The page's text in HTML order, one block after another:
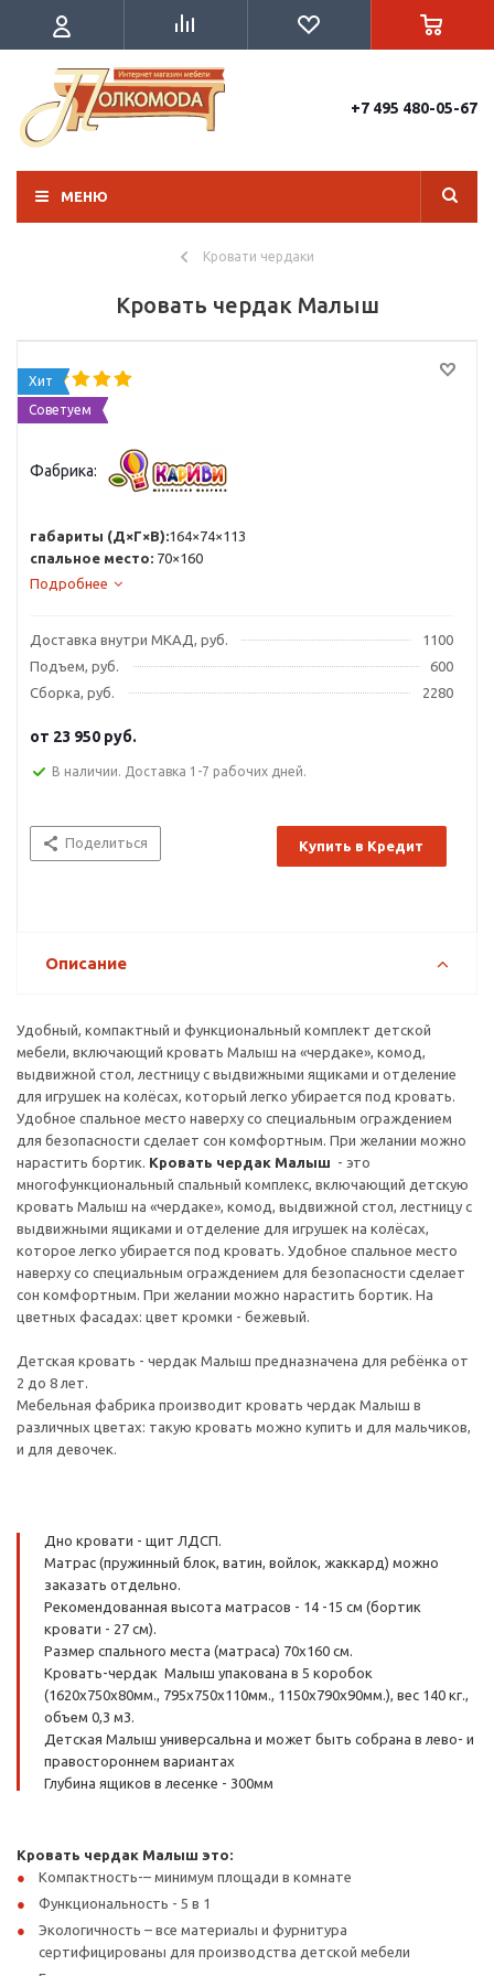
+7 495 480-05-67
МЕНЮ
Кровати чердаки
Кровать чердак Малыш
Хит
Советуем
Фабрика:
габариты (Д×Г×В):164×74×113
спальное место: 70×160
Подробнее
Доставка внутри МКАД, руб.
1100
Подъем, руб.
600
Сборка, руб.
2280
от 23 950 руб.
В наличии. Доставка 1-7 рабочих дней.
Поделиться Купить в Кредит
Описание
Удобный, компактный и функциональный комплект детской
мебели, включающий кровать Малыш на «чердаке», комод,
выдвижной стол, лестницу с выдвижными ящиками и отделение
для игрушек на колёсах, который легко убирается под кровать.
Удобное спальное место наверху со специальным ограждением
для безопасности сделает сон комфортным. При желании можно
нарастить бортик. Кровать чердак Малыш - это
многофункциональный спальный комплекс, включающий детскую
кровать Малыш на «чердаке», комод, выдвижной стол, лестницу с
выдвижными ящиками и отделение для игрушек на колёсах,
которое легко убирается под кровать. Удобное спальное место
наверху со специальным ограждением для безопасности сделает
сон комфортным. При желании можно нарастить бортик. На
цветных фасадах: цвет кромки - бежевый.
Детская кровать - чердак Малыш предназначена для ребёнка от
2 до 8 лет.
Мебельная фабрика производит кровать чердак Малыш в
различных цветах: такую кровать можно купить и для мальчиков,
и для девочек.
Дно кровати - щит ЛДСП.
Матрас (пружинный блок, ватин, войлок, жаккард) можно
заказать отдельно.
Рекомендованная высота матрасов - 14 -15 см (бортик
кровати - 27 см).
Размер спального места (матраса) 70х160 см.
Кровать-чердак Малыш упакована в 5 коробок
(1620х750х80мм., 795х750х110мм., 1150х790х90мм.), вес 140 кг.,
объем 0,3 м3.
Детская Малыш универсальна и может быть собрана в лево- и
правостороннем вариантах
Глубина ящиков в лесенке - 300мм
Кровать чердак Малыш это:
Компактность-– минимум площади в комнате
Функциональность - 5 в 1
Экологичность – все материалы и фурнитура
сертифицированы для производства детской мебели